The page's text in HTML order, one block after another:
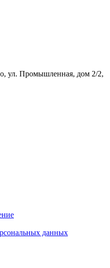
ул. Промышленная, дом 2/2,
данных